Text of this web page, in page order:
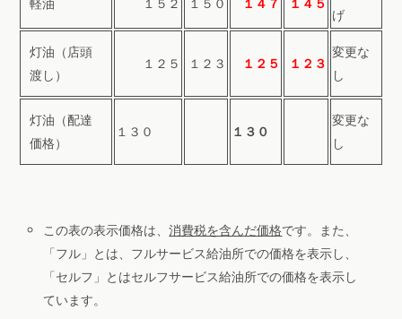
軽油 １５２ １５０ １４７ １４５
げ
灯油（店頭
渡し）
１２５ １２３ １２５ １２３
変更な
し
灯油（配達
価格）
１３０ １３０
変更な
し
この表の表示価格は、消費税を含んだ価格です。また、
「フル」とは、フルサービス給油所での価格を表示し、
「セルフ」とはセルフサービス給油所での価格を表示し
ています。